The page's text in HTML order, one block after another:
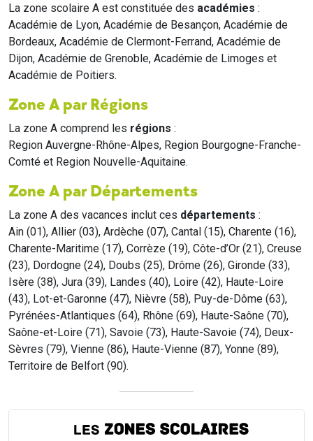
La zone scolaire A est constituée des académies :
Académie de Lyon, Académie de Besançon, Académie de
Bordeaux, Académie de Clermont-Ferrand, Académie de
Dijon, Académie de Grenoble, Académie de Limoges et
Académie de Poitiers.
Zone A par Régions
La zone A comprend les régions :
Region Auvergne-Rhône-Alpes, Region Bourgogne-Franche-
Comté et Region Nouvelle-Aquitaine.
Zone A par Départements
La zone A des vacances inclut ces départements :
Ain (01), Allier (03), Ardèche (07), Cantal (15), Charente (16),
Charente-Maritime (17), Corrèze (19), Côte-d’Or (21), Creuse
(23), Dordogne (24), Doubs (25), Drôme (26), Gironde (33),
Isère (38), Jura (39), Landes (40), Loire (42), Haute-Loire
(43), Lot-et-Garonne (47), Nièvre (58), Puy-de-Dôme (63),
Pyrénées-Atlantiques (64), Rhône (69), Haute-Saône (70),
Saône-et-Loire (71), Savoie (73), Haute-Savoie (74), Deux-
Sèvres (79), Vienne (86), Haute-Vienne (87), Yonne (89),
Territoire de Belfort (90).